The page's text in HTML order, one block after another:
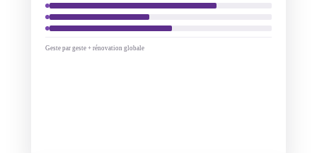
Geste par geste + rénovation globale